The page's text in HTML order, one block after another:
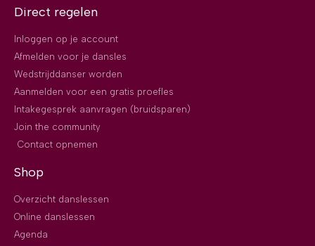
Direct regelen
Inloggen op je account
Afmelden voor je dansles
Wedstrijddanser worden
Aanmelden voor een gratis proefles
Intakegesprek aanvragen (bruidsparen)
Join the community
Contact opnemen
Shop
Overzicht danslessen
Online danslessen
Agenda